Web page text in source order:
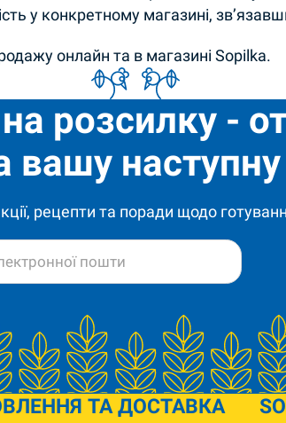
у конкретному магазині,
онлайн та в магазині Sopilka.
розсилку -
вашу
рецепти та поради щодо
ТА ДОСТАВКА